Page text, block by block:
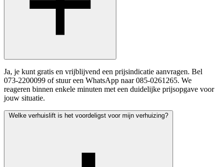
Ja, je kunt gratis en vrijblijvend een prijsindicatie aanvragen. Bel
073-2200099 of stuur een WhatsApp naar 085-0261265. We
reageren binnen enkele minuten met een duidelijke prijsopgave voor
jouw situatie.
Welke verhuislift is het voordeligst voor mijn verhuizing?